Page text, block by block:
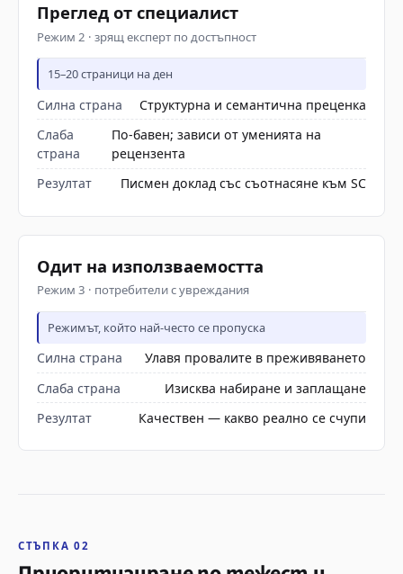
Преглед от специалист
Режим 2 · зрящ експерт по достъпност
15–20 страници на ден
Силна страна
Структурна и семантична преценка
Слаба
страна
По-бавен; зависи от уменията на
рецензента
Резултат
Писмен доклад със съотнасяне към SC
Одит на използваемостта
Режим 3 · потребители с увреждания
Режимът, който най-често се пропуска
Силна страна
Улавя провалите в преживяването
Слаба страна
Изисква набиране и заплащане
Резултат
Качествен — какво реално се счупи
СТЪПКА 02